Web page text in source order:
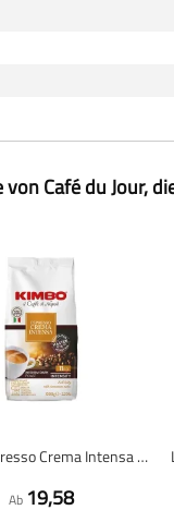
von Café du Jour,
Kimbo Espresso Crema Intensa - Kaffeebohnen - 1 Kilo
Ab 19,58